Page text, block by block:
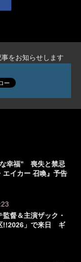
をお知らせします
幸福” 喪失と禁忌
エイカー 召喚』予告
監督＆主演ザック・
!!2026」で来日 ギ